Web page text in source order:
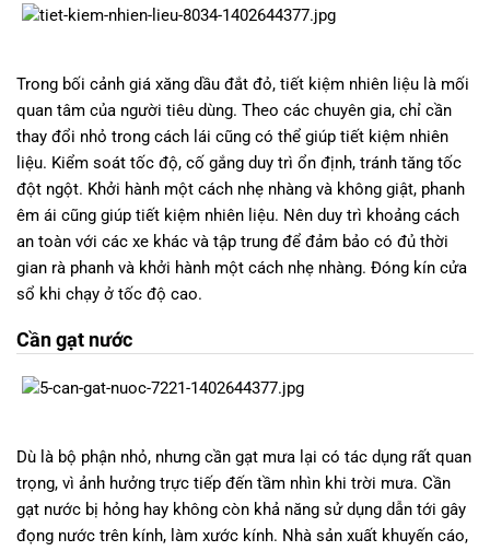
Trong bối cảnh giá xăng dầu đắt đỏ, tiết kiệm nhiên liệu là mối
quan tâm của người tiêu dùng. Theo các chuyên gia, chỉ cần
thay đổi nhỏ trong cách lái cũng có thể giúp tiết kiệm nhiên
liệu. Kiểm soát tốc độ, cố gắng duy trì ổn định, tránh tăng tốc
đột ngột. Khởi hành một cách nhẹ nhàng và không giật, phanh
êm ái cũng giúp tiết kiệm nhiên liệu. Nên duy trì khoảng cách
an toàn với các xe khác và tập trung để đảm bảo có đủ thời
gian rà phanh và khởi hành một cách nhẹ nhàng. Đóng kín cửa
sổ khi chạy ở tốc độ cao.
Cần gạt nước
Dù là bộ phận nhỏ, nhưng cần gạt mưa lại có tác dụng rất quan
trọng, vì ảnh hưởng trực tiếp đến tầm nhìn khi trời mưa. Cần
gạt nước bị hỏng hay không còn khả năng sử dụng dẫn tới gây
đọng nước trên kính, làm xước kính. Nhà sản xuất khuyến cáo,